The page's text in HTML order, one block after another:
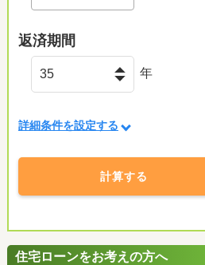
返済期間
年
詳細条件を設定する
計算する
住宅ローンをお考えの方へ